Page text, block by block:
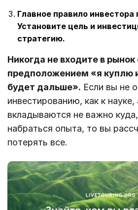
Главное правило инвестора
Установите цель и
стратегию.
Никогда не входите в рынок
предположением «я куплю
будет дальше». Если вы не
инвестированию, как к науке,
вкладываются не важно
набраться опыта, то вы
потерять все.